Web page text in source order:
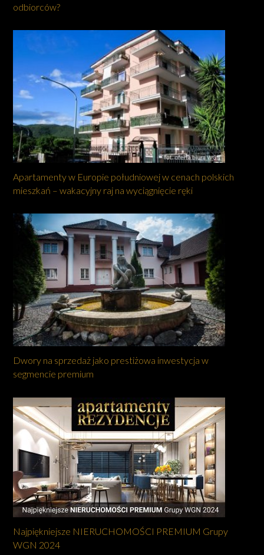
odbiorców?
Apartamenty w Europie południowej w cenach polskich
mieszkań – wakacyjny raj na wyciągnięcie ręki
Dwory na sprzedaż jako prestiżowa inwestycja w
segmencie premium
Najpiękniejsze NIERUCHOMOŚCI PREMIUM Grupy
WGN 2024